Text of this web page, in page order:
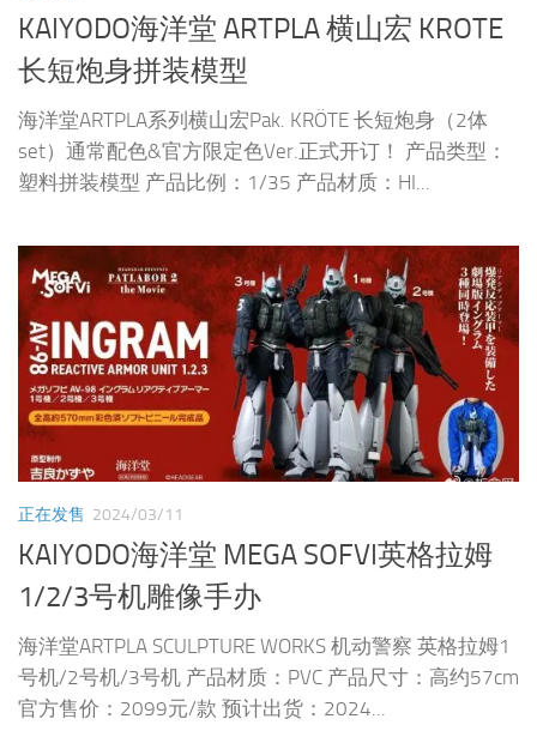
KAIYODO海洋堂 ARTPLA 横山宏 KROTE
长短炮身拼装模型
海洋堂ARTPLA系列横山宏Pak. KRÖTE 长短炮身（2体
set）通常配色&官方限定色Ver.正式开订！ 产品类型：
塑料拼装模型 产品比例：1/35 产品材质：HI...
正在发售 2024/03/11
KAIYODO海洋堂 MEGA SOFVI英格拉姆
1/2/3号机雕像手办
海洋堂ARTPLA SCULPTURE WORKS 机动警察 英格拉姆1
号机/2号机/3号机 产品材质：PVC 产品尺寸：高约57cm
官方售价：2099元/款 预计出货：2024...